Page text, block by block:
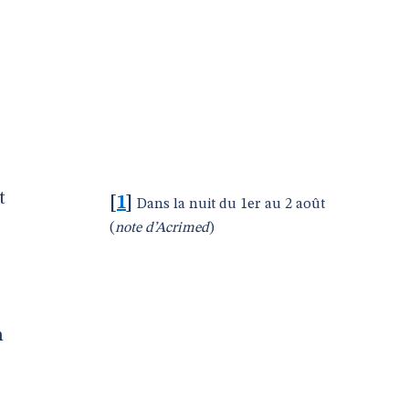
1
Dans la nuit du 1er au 2 août
(note d’Acrimed)